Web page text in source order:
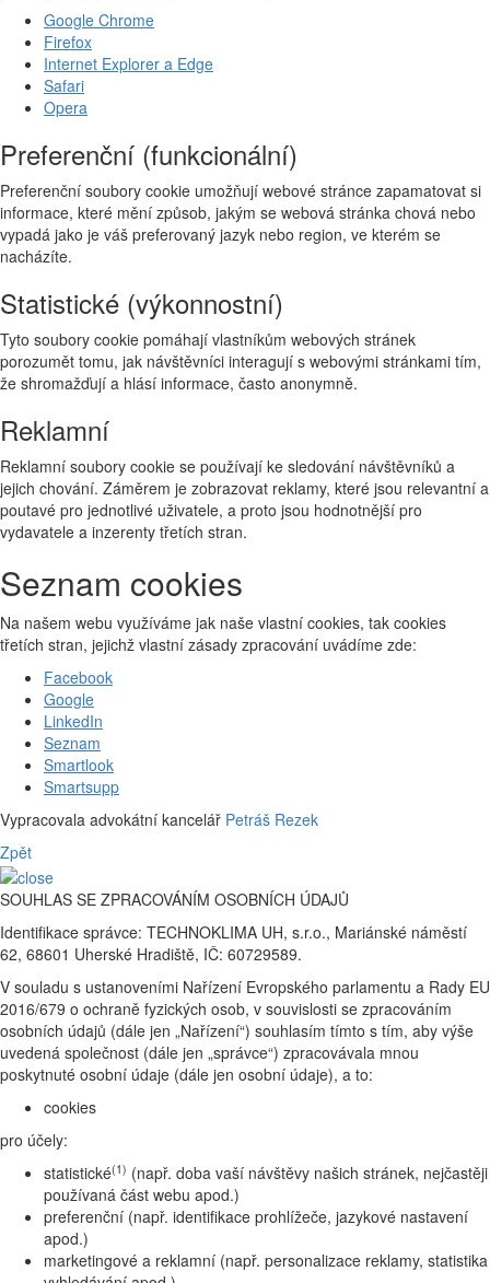
Google Chrome
Firefox
Internet Explorer a Edge
Safari
Opera
Preferenční (funkcionální)
Preferenční soubory cookie umožňují webové stránce zapamatovat si
informace, které mění způsob, jakým se webová stránka chová nebo
vypadá jako je váš preferovaný jazyk nebo region, ve kterém se
nacházíte.
Statistické (výkonnostní)
Tyto soubory cookie pomáhají vlastníkům webových stránek
porozumět tomu, jak návštěvníci interagují s webovými stránkami tím,
že shromažďují a hlásí informace, často anonymně.
Reklamní
Reklamní soubory cookie se používají ke sledování návštěvníků a
jejich chování. Záměrem je zobrazovat reklamy, které jsou relevantní a
poutavé pro jednotlivé uživatele, a proto jsou hodnotnější pro
vydavatele a inzerenty třetích stran.
Seznam cookies
Na našem webu využíváme jak naše vlastní cookies, tak cookies
třetích stran, jejichž vlastní zásady zpracování uvádíme zde:
Facebook
Google
LinkedIn
Seznam
Smartlook
Smartsupp
Vypracovala advokátní kancelář Petráš Rezek
Zpět
SOUHLAS SE ZPRACOVÁNÍM OSOBNÍCH ÚDAJŮ
Identifikace správce: TECHNOKLIMA UH, s.r.o., Mariánské náměstí
62, 68601 Uherské Hradiště, IČ: 60729589.
V souladu s ustanoveními Nařízení Evropského parlamentu a Rady EU
2016/679 o ochraně fyzických osob, v souvislosti se zpracováním
osobních údajů (dále jen „Nařízení“) souhlasím tímto s tím, aby výše
uvedená společnost (dále jen „správce“) zpracovávala mnou
poskytnuté osobní údaje (dále jen osobní údaje), a to:
cookies
pro účely:
statistické(1) (např. doba vaší návštěvy našich stránek, nejčastěji
používaná část webu apod.)
preferenční (např. identifikace prohlížeče, jazykové nastavení
apod.)
marketingové a reklamní (např. personalizace reklamy, statistika